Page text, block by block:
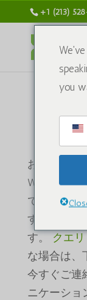
+1 (213)
お気軽にお
WhatsApp
で迅速かつ
す。専任チ
す。
クエリ
な場合は、
今すぐご連
ニケーショ
you